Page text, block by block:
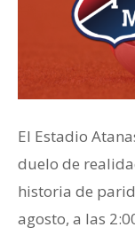
El Estadio
duelo de
historia de
agosto, a las